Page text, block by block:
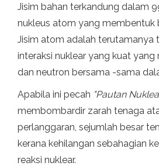
Jisim bahan terkandung dalam
nukleus atom yang membentuk
Jisim atom adalah terutamanya
interaksi nuklear yang kuat
dan neutron bersama -sama
Apabila ini pecah "Pautan
membombardir zarah tenaga
perlanggaran, sejumlah besar
kerana kehilangan sebahagian
reaksi nuklear.